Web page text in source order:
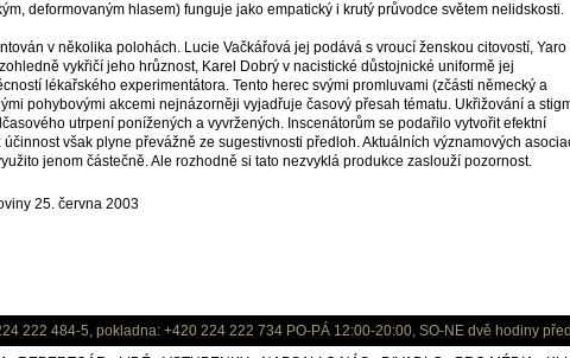
deformovaným hlasem) funguje jako empatický i krutý průvodce světem nelidskosti.
v několika polohách. Lucie Vačkářová jej podává s vroucí ženskou citovostí, Yaro
vykřičí jeho hrůznost, Karel Dobrý v nacistické důstojnické uniformě jej
lékařského experimentátora. Tento herec svými promluvami (zčásti německý a
pohybovými akcemi nejnázorněji vyjadřuje časový přesah tématu. Ukřižování a
utrpení ponížených a vyvržených. Inscenátorům se podařilo vytvořit efektní
však plyne převážně ze sugestivnosti předloh. Aktuálních významových
jenom částečně. Ale rozhodně si tato nezvyklá produkce zaslouží pozornost.
25. června 2003
222 484-5, pokladna: +420 224 222 734 PO-PÁ 12:00-20:00, SO-NE dvě hodiny